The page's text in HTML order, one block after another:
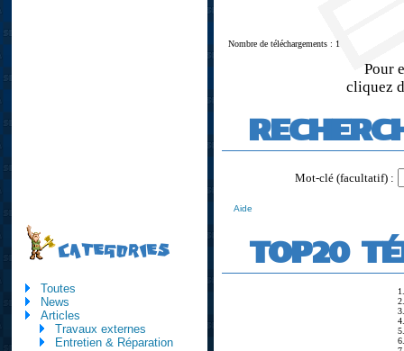
Nombre de téléchargements : 1
Pour
cliquez
Mot-clé (facultatif) :
Aide
TOP20
CATEGORIES
Toutes
News
Articles
Travaux externes
Entretien & Réparation